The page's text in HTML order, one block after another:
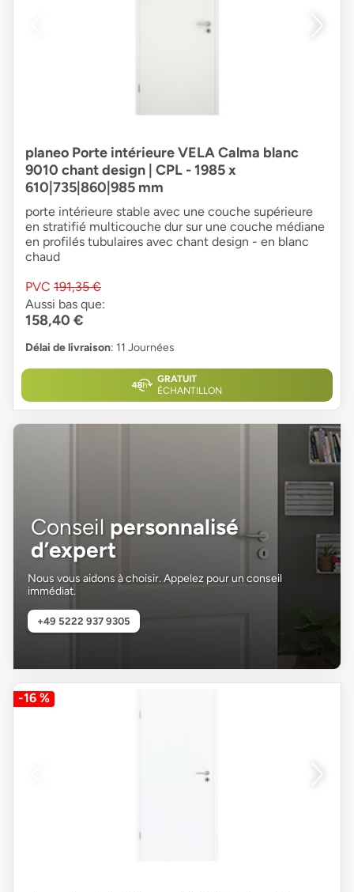
planeo Porte intérieure VELA Calma blanc
9010 chant design | CPL - 1985 x
610|735|860|985 mm
porte intérieure stable avec une couche supérieure
en stratifié multicouche dur sur une couche médiane
en profilés tubulaires avec chant design - en blanc
chaud
PVC 191,35 €
Aussi bas que:
158,40 €
Délai de livraison: 11 Journées
GRATUIT
ÉCHANTILLON
Conseil personnalisé
d’expert
Nous vous aidons à choisir. Appelez pour un conseil
immédiat.
+49 5222 937 9305
-16 %